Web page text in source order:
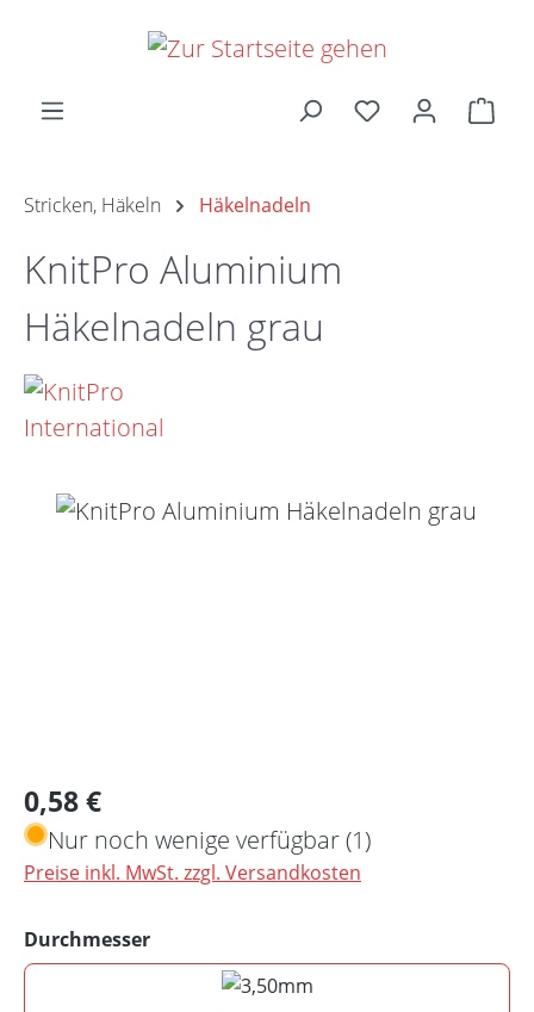
Zum Hauptinhalt springen
Stricken, Häkeln Häkelnadeln
KnitPro Aluminium
Häkelnadeln grau
Bildergalerie überspringen
Regulärer Preis:
0,58 €
Nur noch wenige verfügbar (1)
Preise inkl. MwSt. zzgl. Versandkosten
Durchmesserauswählen